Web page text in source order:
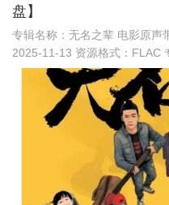
盘】
专辑名称：无名之辈 电影原声
2025-11-13 资源格式：FLAC